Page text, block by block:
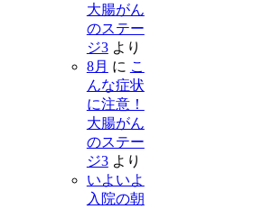
大腸がん
のステー
ジ3より
8月 に こ
んな症状
に注意！
大腸がん
のステー
ジ3より
いよいよ
入院の朝